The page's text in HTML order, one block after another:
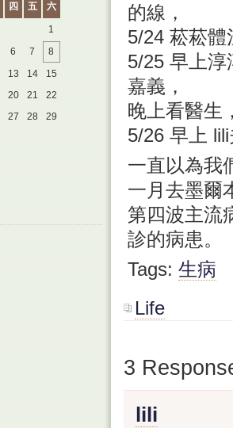
的線，
5/24 菘菘
5/25 早上
嘉義，
晚上看醫生
5/26 早上
一直以為我
一月去墨爾
第四波主流
診的病患。
Tags: 生病
Life
3
lili
四 五 六
1
6 7
8
13 14
15
20 21
22
27 28
29